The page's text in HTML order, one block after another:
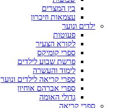
בין המצרים
עצמאות וזיכרון
ילדים ונוער
פעוטות
לקורא הצעיר
ספרי קומיקס
פרשת שבוע לילדים
לימוד והעשרה
ספרי קריאה לילדים ונוער
ספרי אברהם אוחיון
גדולי האומה
ספרי קריאה